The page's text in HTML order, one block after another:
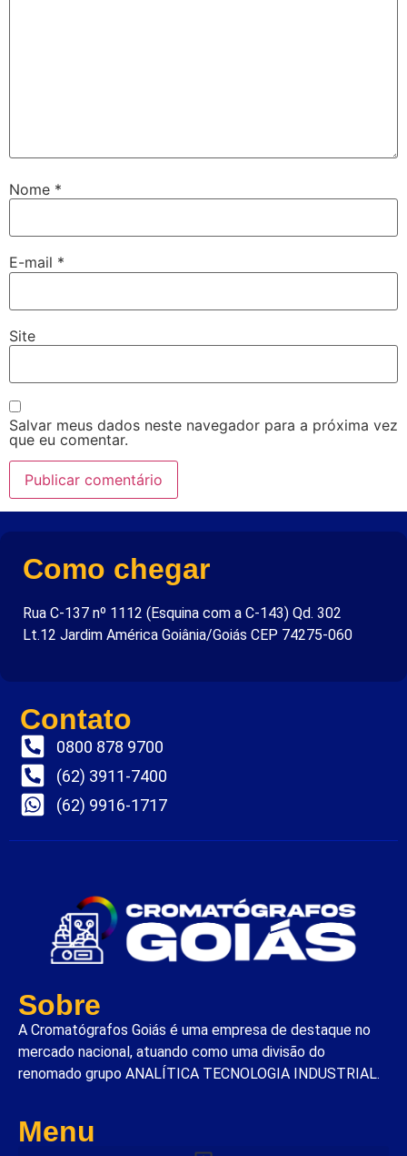
Nome *
E-mail *
Site
Salvar meus dados neste navegador para a próxima vez
que eu comentar.
Como chegar
Rua C-137 nº 1112 (Esquina com a C-143) Qd. 302
Lt.12 Jardim América Goiânia/Goiás CEP 74275-060
Contato
0800 878 9700
(62) 3911-7400
(62) 9916-1717
Sobre
A Cromatógrafos Goiás é uma empresa de destaque no
mercado nacional, atuando como uma divisão do
renomado grupo ANALÍTICA TECNOLOGIA INDUSTRIAL.
Menu